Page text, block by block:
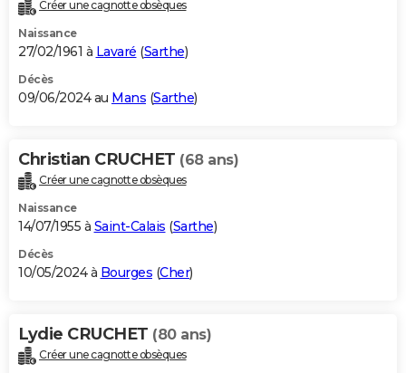
Créer une cagnotte obsèques
Naissance
27/02/1961 à Lavaré (Sarthe)
Décès
09/06/2024 au Mans (Sarthe)
Christian CRUCHET (68 ans)
Créer une cagnotte obsèques
Naissance
14/07/1955 à Saint-Calais (Sarthe)
Décès
10/05/2024 à Bourges (Cher)
Lydie CRUCHET (80 ans)
Créer une cagnotte obsèques